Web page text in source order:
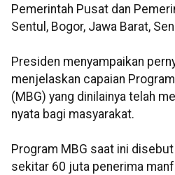
Pemerintah Pusat dan
Sentul, Bogor, Jawa Barat,
Presiden menyampaikan
menjelaskan capaian
(MBG) yang dinilainya telah
nyata bagi masyarakat.
Program MBG saat ini
sekitar 60 juta penerima